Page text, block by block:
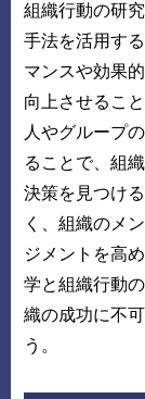
組織行動の研
手法を活用す
マンスや効果
向上させるこ
人やグループ
ることで、組
決策を見つけ
く、組織のメ
ジメントを高
学と組織行動
織の成功に不
う。